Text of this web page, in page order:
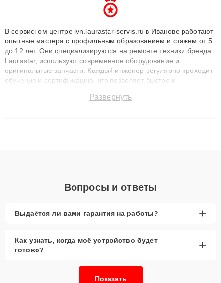
В сервисном центре ivn.laurastar-servis.ru в Иванове работают
опытные мастера с профильным образованием и стажем от 5
до 12 лет. Они специализируются на ремонте техники бренда
Laurastar, используют современное оборудование и
оригинальные запчасти. Каждый инженер регулярно проходит
обучение и сертификацию, что позволяет быстро и
сохранением гарантии до 3 лет. Наши мастера решают
Развернуть
Вопросы и ответы
Выдаётся ли вами гарантия на работы? +
Как узнать, когда моё устройство будет
готово?
+
Показать